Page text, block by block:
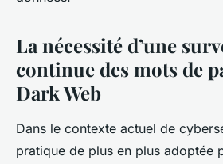
La nécessité d’une
continue des mots de
Dark Web
Dans le contexte actuel de
pratique de plus en plus adoptée